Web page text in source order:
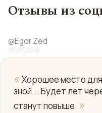
Отзывы из
@Egor Zed
15.07.2016
« Хорошее место
зной... Будет лет
станут повыше. »